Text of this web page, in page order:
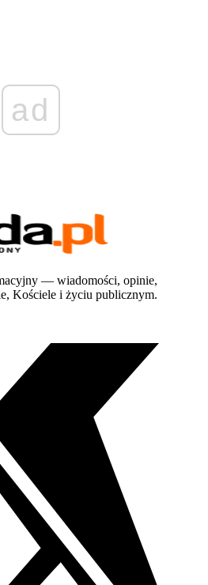
ad
— wiadomości, opinie,
Kościele i życiu publicznym.